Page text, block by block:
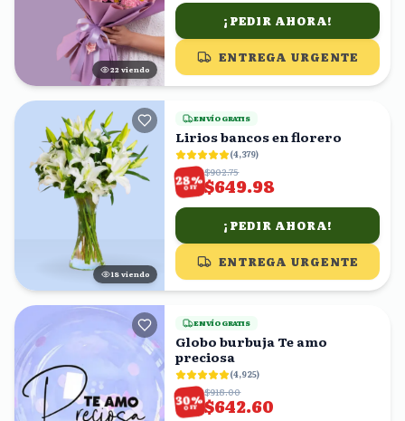
22 viendo
¡PEDIR AHORA!
ENTREGA URGENTE
18 viendo
ENVÍO GRATIS
Lirios bancos en florero
(4,379)
28%
OFF
$902.75
$649.98
¡PEDIR AHORA!
ENTREGA URGENTE
ENVÍO GRATIS
Globo burbuja Te amo
preciosa
(4,925)
30%
OFF
$918.00
$642.60